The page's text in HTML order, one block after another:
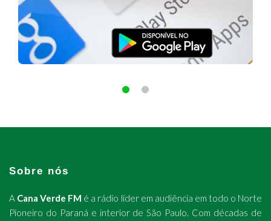
Sobre nós
A Cana Verde FM é a rádio líder em audiência em todo o Norte
Pioneiro do Paraná e interior de São Paulo. Com décadas de